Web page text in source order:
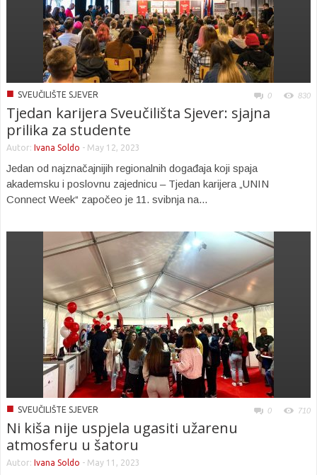
■ SVEUČILIŠTE SJEVER 0 830
Tjedan karijera Sveučilišta Sjever: sjajna
prilika za studente
Autor: Ivana Soldo - May 12, 2023
Jedan od najznačajnijih regionalnih događaja koji spaja
akademsku i poslovnu zajednicu – Tjedan karijera „UNIN
Connect Week“ započeo je 11. svibnja na...
■ SVEUČILIŠTE SJEVER 0 710
Ni kiša nije uspjela ugasiti užarenu
atmosferu u šatoru
Autor: Ivana Soldo - May 11, 2023